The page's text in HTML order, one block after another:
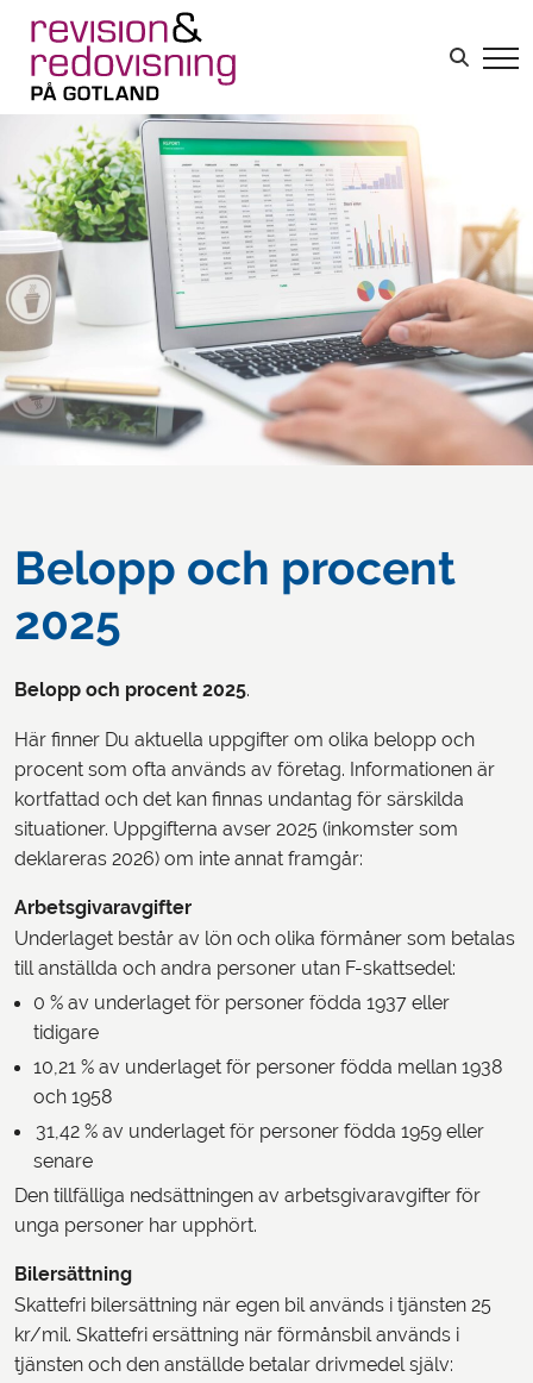
LOGGA IN Sök efter:
Belopp och procent
2025
Belopp och procent 2025.
Här finner Du aktuella uppgifter om olika belopp och
procent som ofta används av företag. Informationen är
kortfattad och det kan finnas undantag för särskilda
situationer. Uppgifterna avser 2025 (inkomster som
deklareras 2026) om inte annat framgår:
Arbetsgivaravgifter
Underlaget består av lön och olika förmåner som betalas
till anställda och andra personer utan F-skattsedel:
0 % av underlaget för personer födda 1937 eller
tidigare
10,21 % av underlaget för personer födda mellan 1938
och 1958
31,42 % av underlaget för personer födda 1959 eller
senare
Den tillfälliga nedsättningen av arbetsgivaravgifter för
unga personer har upphört.
Bilersättning
Skattefri bilersättning när egen bil används i tjänsten 25
kr/mil. Skattefri ersättning när förmånsbil används i
tjänsten och den anställde betalar drivmedel själv: